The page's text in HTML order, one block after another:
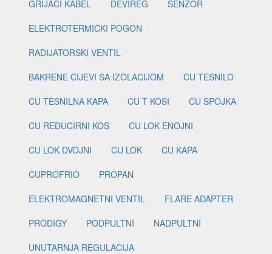
GRIJAČI KABEL
DEVIREG
SENZOR
ELEKTROTERMIČKI POGON
RADIJATORSKI VENTIL
BAKRENE CIJEVI SA IZOLACIJOM
CU TESNILO
CU TESNILNA KAPA
CU T KOSI
CU SPOJKA
CU REDUCIRNI KOS
CU LOK ENOJNI
CU LOK DVOJNI
CU LOK
CU KAPA
CUPROFRIO
PROPAN
ELEKTROMAGNETNI VENTIL
FLARE ADAPTER
PRODIGY
PODPULTNI
NADPULTNI
UNUTARNJA REGULACIJA